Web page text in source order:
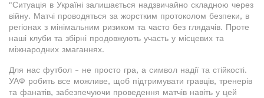
"Ситуація в Україні залишається надзвичайно складною через
війну. Матчі проводяться за жорстким протоколом безпеки, в
регіонах з мінімальним ризиком та часто без глядачів. Проте
наші клуби та збірні продовжують участь у місцевих та
міжнародних змаганнях.
Для нас футбол - не просто гра, а символ надії та стійкості.
УАФ робить все можливе, щоб підтримувати гравців, тренерів
та фанатів, забезпечуючи проведення матчів навіть у цей